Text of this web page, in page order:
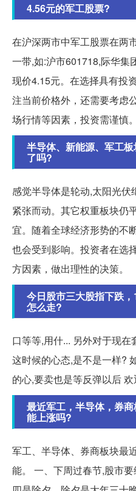
4.56元的军工股票?
在沪深两市中军工股票在两
一带,如:沪市601718,际华集
现价4.15元。在选择具有投
注当前价格外，还需要考虑
场行情等因素，投资需谨慎。
半导体、新能源、军工
了吗?
感觉半导体是轮动,太阳光
紧张而动。其它权重板块仍
宜。随着全球经济形势的不
也会受到影响。投资者在选
方因素，做出理性的决策。
今日股市三大股指下跌
怎么走?
口等等,用什... 另外对于现
这时候的心态,是不是一样?
的心,要卖也是等反弹以后 欢
最近军工，半导体，券
能上涨吗?
军工、半导体、券商板块最
能。 一、下周过春节,股市